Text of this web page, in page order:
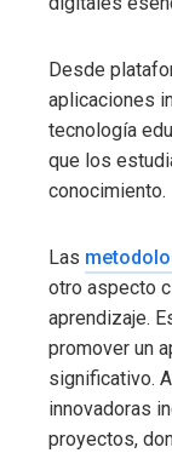
Desde
aplicaciones
tecnología
que los
conocimiento.
Las
otro aspecto
aprendizaje.
promover un
significativo.
innovadoras
proyectos,